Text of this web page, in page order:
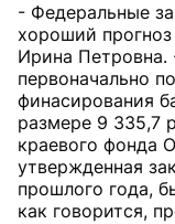
- Федеральные
хороший
Ирина Петровна.
первоначально
финасирования
размере 9 335,7
краевого фонда
утвержденная
прошлого года,
как говорится,